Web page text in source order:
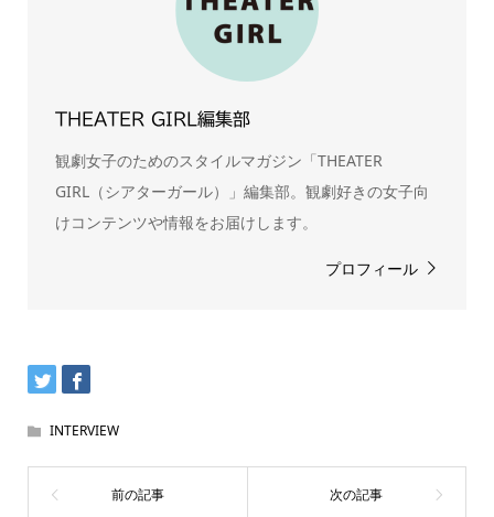
THEATER GIRL編集部
観劇女子のためのスタイルマガジン「THEATER
GIRL（シアターガール）」編集部。観劇好きの女子向
けコンテンツや情報をお届けします。
プロフィール
INTERVIEW